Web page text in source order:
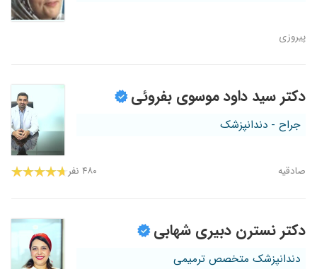
پیروزی
دکتر سید داود موسوی بفروئی
جراح - دندانپزشک
صادقیه ۴۸۰ نفر
دکتر نسترن دبیری شهابی
دندانپزشک متخصص ترمیمی